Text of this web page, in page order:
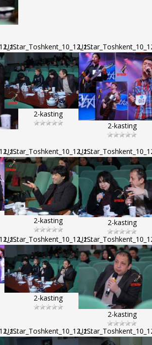
UzStar_Toshkent_10_12_1...
2-kasting
2-kasting
UzStar_Toshkent_10_12_1...
2-kasting
2-kasting
UzStar_Toshkent_10_12_1...
2-kasting
2-kasting
UzStar_Toshkent_10_12_1...